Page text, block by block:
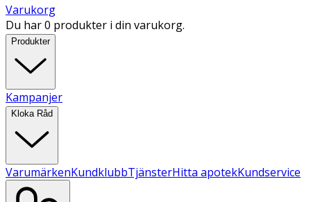
Varukorg
Du har 0 produkter i din varukorg.
Produkter
Kampanjer
Kloka Råd
VarumärkenKundklubbTjänsterHitta apotekKundservice